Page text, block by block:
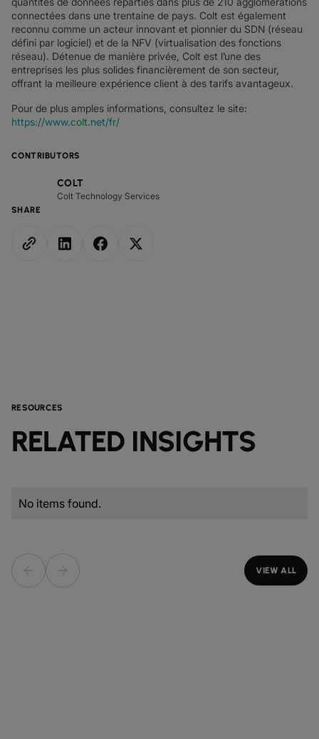
CONTRIBUTORS
COLT
Colt Technology Services
SHARE
connectées dans une trentaine de pays. Colt est également
reconnu comme un acteur innovant et pionnier du SDN (réseau
défini par logiciel) et de la NFV (virtualisation des fonctions
réseau). Détenue de manière privée, Colt est l’une des
entreprises les plus solides financièrement de son secteur,
offrant la meilleure expérience client à des tarifs avantageux.
Pour de plus amples informations, consultez le site:
https://www.colt.net/fr/
RESOURCES
RELATED INSIGHTS
No items found.
VIEW ALL